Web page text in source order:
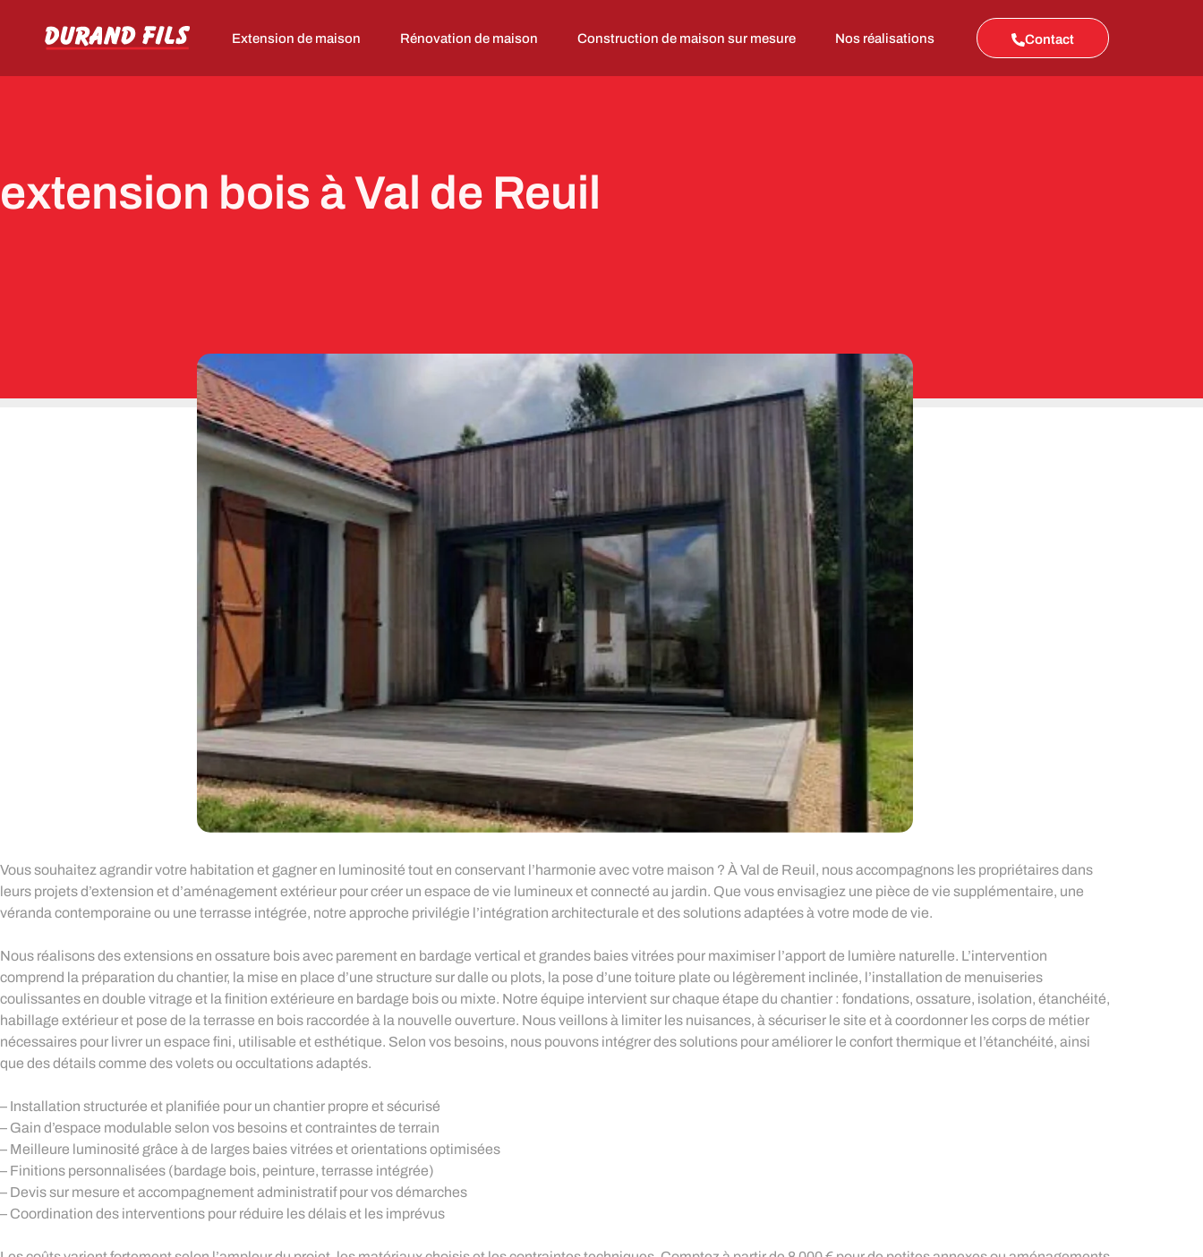
Extension de maison Rénovation de maison Construction de maison sur mesure Nos réalisations Contact
extension bois à Val de Reuil
Vous souhaitez agrandir votre habitation et gagner en luminosité tout en conservant l’harmonie avec votre maison ? À Val de Reuil, nous accompagnons les propriétaires dans
leurs projets d’extension et d’aménagement extérieur pour créer un espace de vie lumineux et connecté au jardin. Que vous envisagiez une pièce de vie supplémentaire, une
véranda contemporaine ou une terrasse intégrée, notre approche privilégie l’intégration architecturale et des solutions adaptées à votre mode de vie.
Nous réalisons des extensions en ossature bois avec parement en bardage vertical et grandes baies vitrées pour maximiser l’apport de lumière naturelle. L’intervention
comprend la préparation du chantier, la mise en place d’une structure sur dalle ou plots, la pose d’une toiture plate ou légèrement inclinée, l’installation de menuiseries
coulissantes en double vitrage et la finition extérieure en bardage bois ou mixte. Notre équipe intervient sur chaque étape du chantier : fondations, ossature, isolation, étanchéité,
habillage extérieur et pose de la terrasse en bois raccordée à la nouvelle ouverture. Nous veillons à limiter les nuisances, à sécuriser le site et à coordonner les corps de métier
nécessaires pour livrer un espace fini, utilisable et esthétique. Selon vos besoins, nous pouvons intégrer des solutions pour améliorer le confort thermique et l’étanchéité, ainsi
que des détails comme des volets ou occultations adaptés.
– Installation structurée et planifiée pour un chantier propre et sécurisé
– Gain d’espace modulable selon vos besoins et contraintes de terrain
– Meilleure luminosité grâce à de larges baies vitrées et orientations optimisées
– Finitions personnalisées (bardage bois, peinture, terrasse intégrée)
– Devis sur mesure et accompagnement administratif pour vos démarches
– Coordination des interventions pour réduire les délais et les imprévus